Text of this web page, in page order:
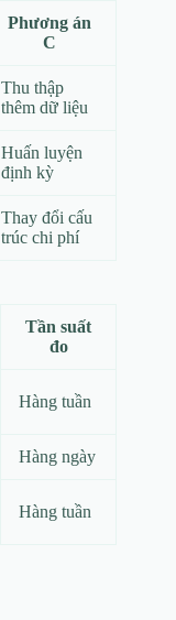
Phương án
C
Thu thập
thêm dữ liệu
Huấn luyện
định kỳ
Thay đổi cấu
trúc chi phí
Tần suất
đo
Hàng tuần
Hàng ngày
Hàng tuần